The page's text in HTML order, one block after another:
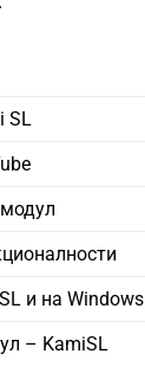
SL
и на Windows
– KamiSL